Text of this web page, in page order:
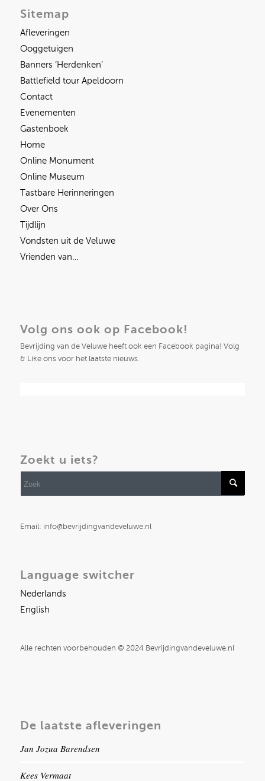
Sitemap
Afleveringen
Ooggetuigen
Banners ‘Herdenken’
Battlefield tour Apeldoorn
Contact
Evenementen
Gastenboek
Home
Online Monument
Online Museum
Tastbare Herinneringen
Over Ons
Tijdlijn
Vondsten uit de Veluwe
Vrienden van…
Volg ons ook op Facebook!
Bevrijding van de Veluwe heeft ook een Facebook pagina! Volg
& Like ons voor het laatste nieuws.
Zoekt u iets?
Email: info@bevrijdingvandeveluwe.nl
Language switcher
Nederlands
English
Alle rechten voorbehouden © 2024 Bevrijdingvandeveluwe.nl
De laatste afleveringen
Jan Jozua Barendsen
Kees Vermaat